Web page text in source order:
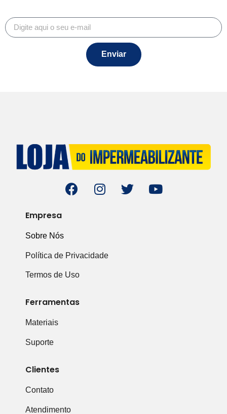
Enviar
Empresa
Sobre Nós
Política de Privacidade
Termos de Uso
Ferramentas
Materiais
Suporte
Clientes
Contato
Atendimento